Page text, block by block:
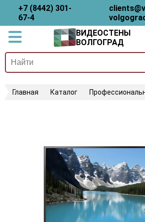
+7 (8442) 301-
67-4
ВИДЕОСТЕНЫ
ВОЛГОГРАД
Главная Каталог